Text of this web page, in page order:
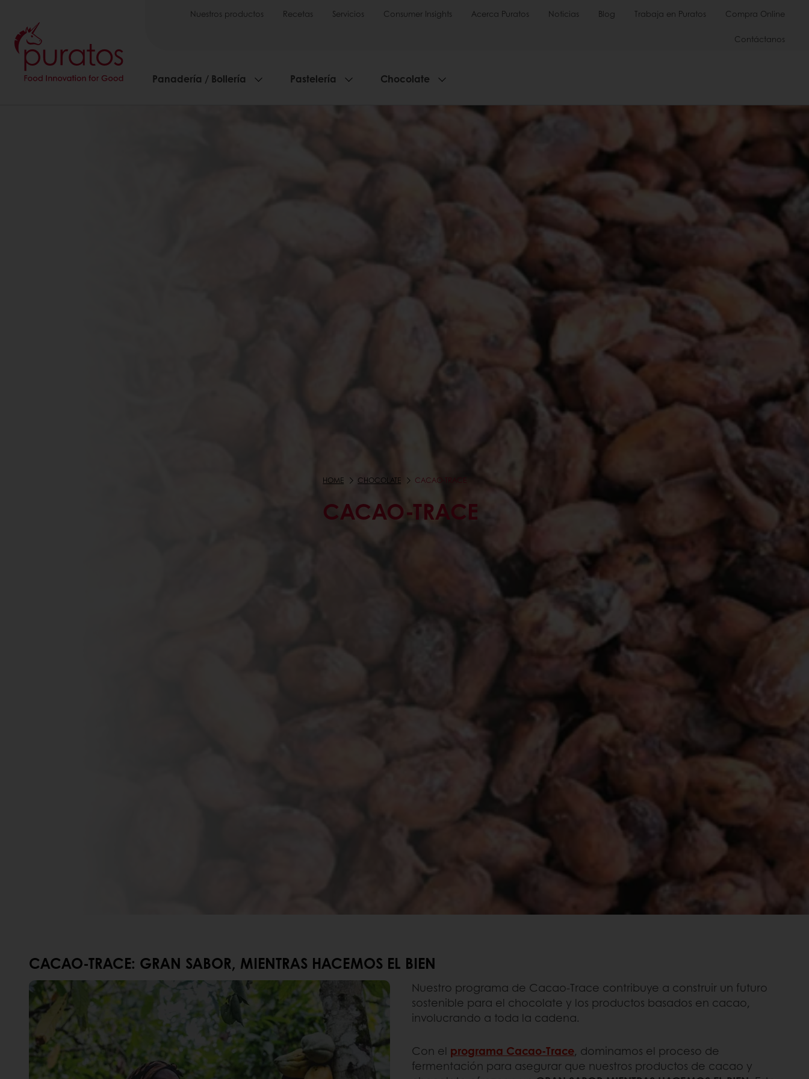
Nuestros productos Recetas Servicios Consumer Insights Acerca Puratos Noticias Blog Trabaja en Puratos Compra Online
Contáctanos
Panadería / Bollería Pastelería Chocolate
HOME CHOCOLATE CACAO-TRACE
CACAO-TRACE
CACAO-TRACE: GRAN SABOR, MIENTRAS HACEMOS EL BIEN
Nuestro programa de Cacao-Trace contribuye a construir un futuro
sostenible para el chocolate y los productos basados en cacao,
involucrando a toda la cadena.
Con el programa Cacao-Trace, dominamos el proceso de
fermentación para asegurar que nuestros productos de cacao y